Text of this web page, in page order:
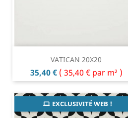
VATICAN 20X20
Prix
35,40 € ( 35,40 € par m² )
EXCLUSIVITÉ WEB !